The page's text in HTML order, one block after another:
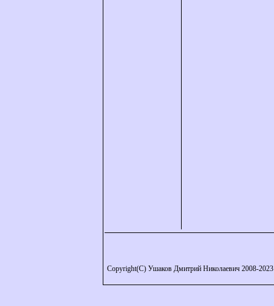
Copyright(C) Ушаков Дмитрий Николаевич 2008-2023